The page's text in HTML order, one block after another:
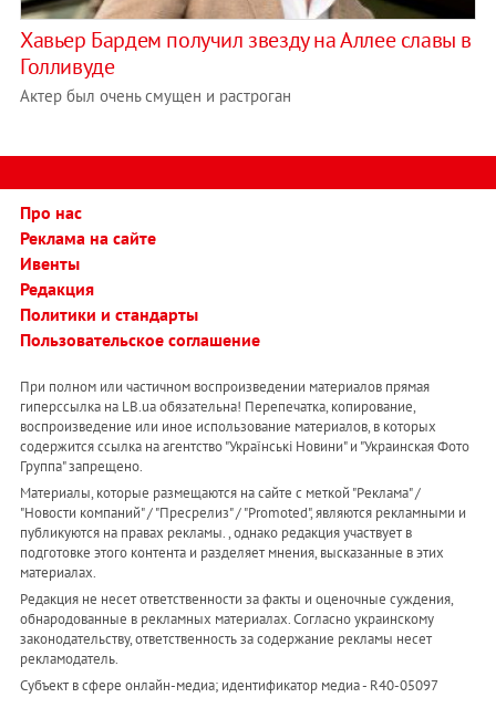
Хавьер Бардем получил звезду на Аллее славы в
Голливуде
Актер был очень смущен и растроган
Про нас
Реклама на сайте
Ивенты
Редакция
Политики и стандарты
Пользовательское соглашение
При полном или частичном воспроизведении материалов прямая
гиперссылка на LB.ua обязательна! Перепечатка, копирование,
воспроизведение или иное использование материалов, в которых
содержится ссылка на агентство "Українськi Новини" и "Украинская Фото
Группа" запрещено.
Материалы, которые размещаются на сайте с меткой "Реклама" /
"Новости компаний" / "Пресрелиз" / "Promoted", являются рекламными и
публикуются на правах рекламы. , однако редакция участвует в
подготовке этого контента и разделяет мнения, высказанные в этих
материалах.
Редакция не несет ответственности за факты и оценочные суждения,
обнародованные в рекламных материалах. Согласно украинскому
законодательству, ответственность за содержание рекламы несет
рекламодатель.
Субъект в сфере онлайн-медиа; идентификатор медиа - R40-05097